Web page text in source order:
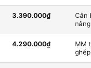
3.390.000₫
Cân
4.290.000₫
MM